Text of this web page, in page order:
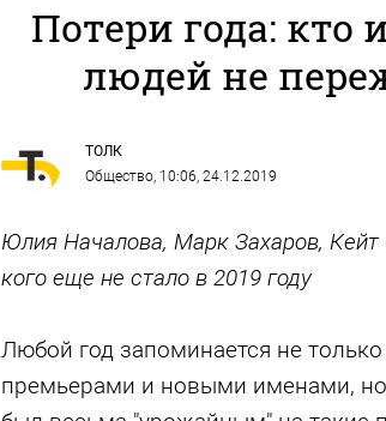
Потери года: кто
людей не
ТОЛК
Общество, 10:06, 24.12.2019
Юлия Началова, Марк Захаров,
кого еще не стало в 2019 году
Любой год запоминается не
премьерами и новыми именами,